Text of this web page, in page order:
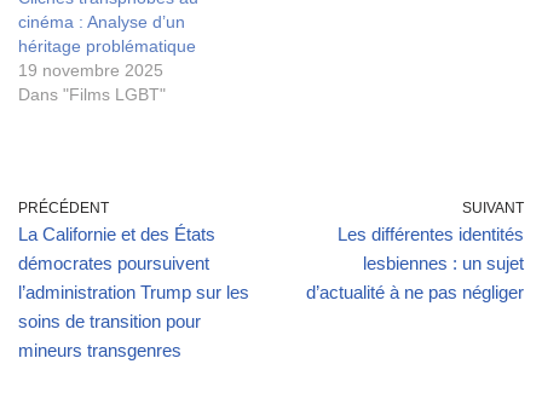
cinéma : Analyse d’un
héritage problématique
19 novembre 2025
Dans "Films LGBT"
PRÉCÉDENT
La Californie et des États
démocrates poursuivent
l’administration Trump sur les
soins de transition pour
mineurs transgenres
SUIVANT
Les différentes identités
lesbiennes : un sujet
d’actualité à ne pas négliger